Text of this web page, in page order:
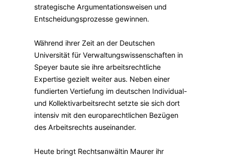
strategische Argumentationsweisen und
Entscheidungsprozesse gewinnen.
Während ihrer Zeit an der Deutschen
Universität für Verwaltungswissenschaften in
Speyer baute sie ihre arbeitsrechtliche
Expertise gezielt weiter aus. Neben einer
fundierten Vertiefung im deutschen Individual-
und Kollektivarbeitsrecht setzte sie sich dort
intensiv mit den europarechtlichen Bezügen
des Arbeitsrechts auseinander.
Heute bringt Rechtsanwältin Maurer ihr